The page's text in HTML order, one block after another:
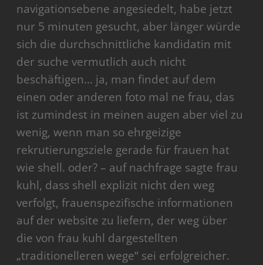
navigationsebene angesiedelt, habe jetzt
nur 5 minuten gesucht, aber länger würde
sich die durchschnittliche kandidatin mit
der suche vermutlich auch nicht
beschäftigen… ja, man findet auf dem
einen oder anderen foto mal ne frau, das
ist zumindest in meinen augen aber viel zu
wenig, wenn man so ehrgeizige
rekrutierungsziele gerade für frauen hat
wie shell. oder? – auf nachfrage sagte frau
kuhl, dass shell explizit nicht den weg
verfolgt, frauenspezifische informationen
auf der website zu liefern, der weg über
die von frau kuhl dargestellten
„traditionelleren wege“ sei erfolgreicher.